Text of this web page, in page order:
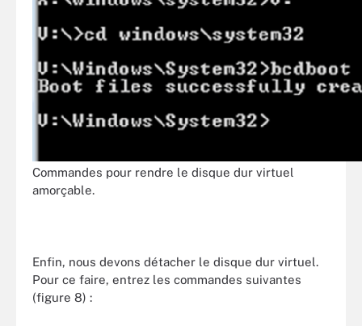
Commandes pour rendre le disque dur virtuel
amorçable.
Enfin, nous devons détacher le disque dur virtuel.
Pour ce faire, entrez les commandes suivantes
(figure 8) :